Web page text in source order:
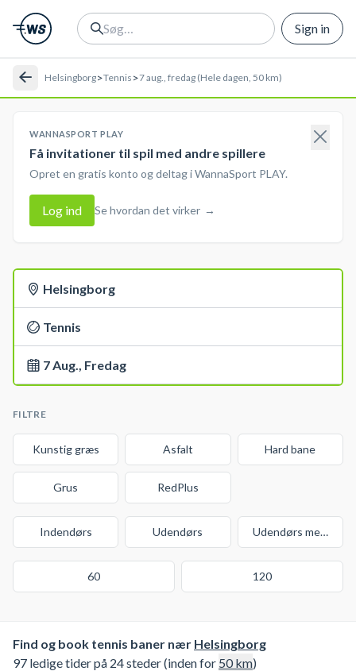
Sign in
Helsingborg>Tennis >7 aug., fredag (Hele dagen, 50 km)
WANNASPORT PLAY
Få invitationer til spil med andre spillere
Opret en gratis konto og deltag i WannaSport PLAY.
Log ind Se hvordan det virker →
Helsingborg
Tennis
7 Aug., Fredag
FILTRE
Kunstig græs Asfalt Hard bane
Grus RedPlus
Indendørs Udendørs Udendørs med
60 120
Find og book tennis baner nær Helsingborg
97 ledige tider på 24 steder (inden for 50km)